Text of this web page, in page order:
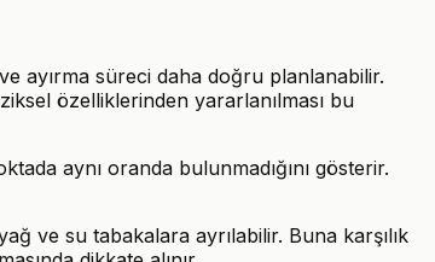
ve ayırma süreci daha doğru planlanabilir.
özelliklerinden yararlanılması bu
aynı oranda bulunmadığını gösterir.
ve su tabakalara ayrılabilir. Buna karşılık